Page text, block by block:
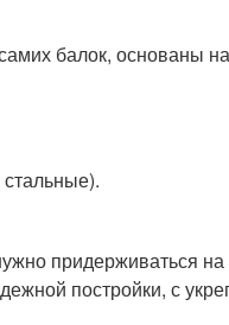
балок, основаны на
придерживаться на
постройки, с